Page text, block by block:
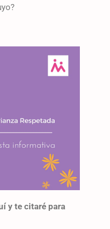
y te citaré para